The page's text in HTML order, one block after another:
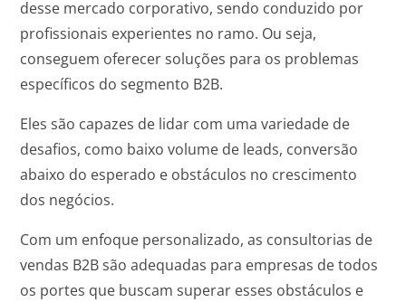
desse mercado corporativo, sendo conduzido por
profissionais experientes no ramo. Ou seja,
conseguem oferecer soluções para os problemas
específicos do segmento B2B.
Eles são capazes de lidar com uma variedade de
desafios, como baixo volume de leads, conversão
abaixo do esperado e obstáculos no crescimento
dos negócios.
Com um enfoque personalizado, as consultorias de
vendas B2B são adequadas para empresas de todos
os portes que buscam superar esses obstáculos e